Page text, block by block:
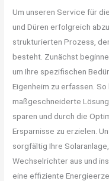
Um unseren Service für
und Düren erfolgreich
strukturierten Prozess,
besteht. Zunächst
um Ihre spezifischen
Eigenheim zu erfassen. So
maßgeschneiderte
sparen und durch die
Ersparnisse zu erzielen.
sorgfältig Ihre
Wechselrichter aus und
eine effiziente